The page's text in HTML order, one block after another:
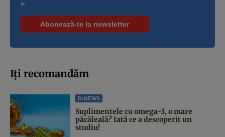
*
Iți recomandăm
D:NEWS
Suplimentele cu omega-3, o mare
păcăleală? Iată ce a descoperit un
studiu!